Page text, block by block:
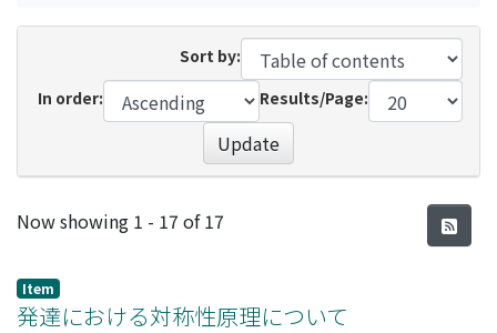
Sort by:
In order:
Results/Page:
Update
Recent Submissions
Now showing 1 - 17 of 17
Item
発達における対称性原理について